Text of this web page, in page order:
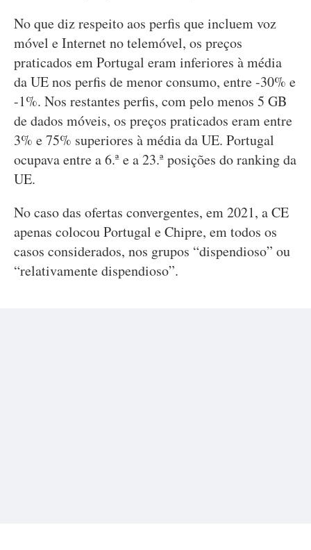
No que diz respeito aos perfis que incluem voz
móvel e Internet no telemóvel, os preços
praticados em Portugal eram inferiores à média
da UE nos perfis de menor consumo, entre -30% e
-1%. Nos restantes perfis, com pelo menos 5 GB
de dados móveis, os preços praticados eram entre
3% e 75% superiores à média da UE. Portugal
ocupava entre a 6.ª e a 23.ª posições do ranking da
UE.
No caso das ofertas convergentes, em 2021, a CE
apenas colocou Portugal e Chipre, em todos os
casos considerados, nos grupos “dispendioso” ou
“relativamente dispendioso”.